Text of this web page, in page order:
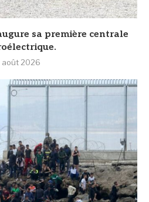
sa première centrale
août 2026